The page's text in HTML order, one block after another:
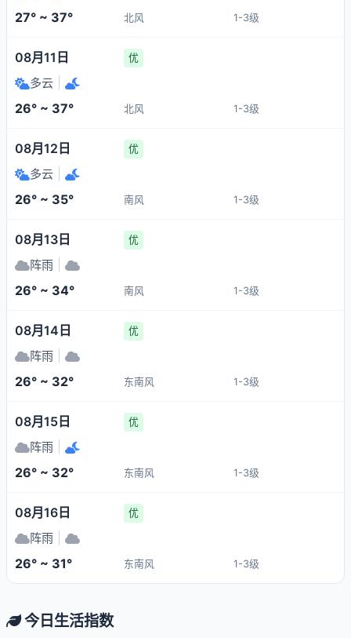
27° ~ 37° 北风 1-3级
08月11日 优
多云
26° ~ 37° 北风 1-3级
08月12日 优
多云
26° ~ 35° 南风 1-3级
08月13日 优
阵雨
26° ~ 34° 南风 1-3级
08月14日 优
阵雨
26° ~ 32° 东南风 1-3级
08月15日 优
阵雨
26° ~ 32° 东南风 1-3级
08月16日 优
阵雨
26° ~ 31° 东南风 1-3级
今日生活指数